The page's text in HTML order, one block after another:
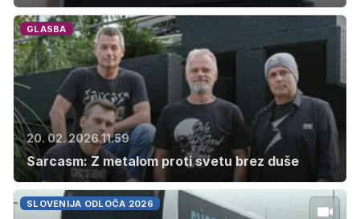
GLASBA
20. 02. 2026 11.59
Sarcasm: Z metalom proti svetu brez duše
SLOVENIJA ODLOČA 2026